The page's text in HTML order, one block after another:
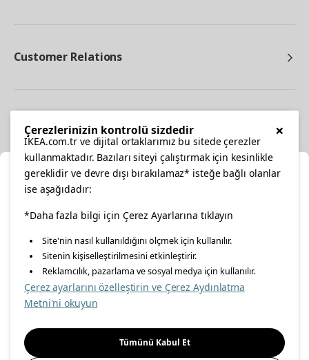
Customer Relations
facebooktwitterinstagrampinterestyoutube
linkedin
Energy Policy Information Security Policy
Food Safety Policy
Important Notice Privacy Agreement Personal Data Protection
Select Location
Please select to see the content specific to your delivery
location for your orders from Online Store.
Select a city first
Please select
×
Çerezlerinizin kontrolü sizdedir
IKEA.com.tr ve dijital ortaklarımız bu sitede çerezler
kullanmaktadır. Bazıları siteyi çalıştırmak için kesinlikle
gereklidir ve devre dışı bırakılamaz* isteğe bağlı olanlar
ise aşağıdadır:
*Daha fazla bilgi için Çerez Ayarlarına tıklayın
Site'nin nasıl kullanıldığını ölçmek için kullanılır.
Sitenin kişiselleştirilmesini etkinleştirir.
Reklamcılık, pazarlama ve sosyal medya için kullanılır.
Çerez ayarlarını özelleştirin ve Çerez Aydınlatma
Metni'ni okuyun
Tümünü Kabul Et